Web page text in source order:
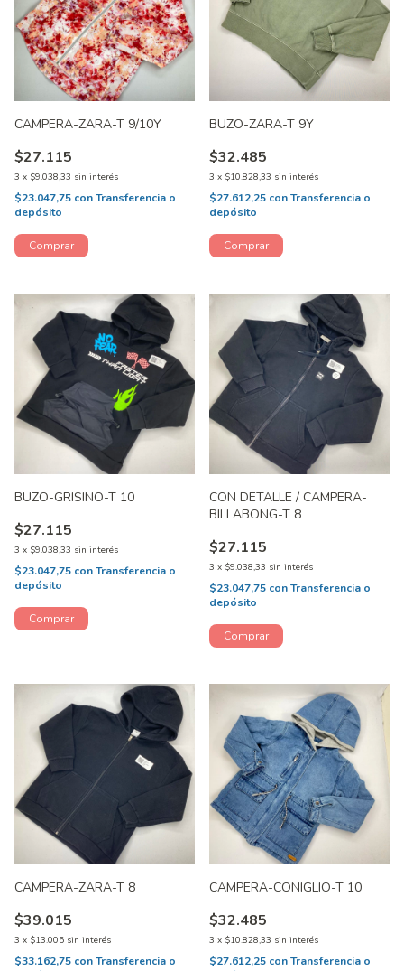
CAMPERA-ZARA-T 9/10Y
$27.115
3 x $9.038,33 sin interés
$23.047,75 conTransferencia o
depósito
BUZO-ZARA-T 9Y
$32.485
3 x $10.828,33 sin interés
$27.612,25 conTransferencia o
depósito
BUZO-GRISINO-T 10
$27.115
3 x $9.038,33 sin interés
$23.047,75 conTransferencia o
depósito
CON DETALLE / CAMPERA-
BILLABONG-T 8
$27.115
3 x $9.038,33 sin interés
$23.047,75 conTransferencia o
depósito
CAMPERA-ZARA-T 8
$39.015
3 x $13.005 sin interés
$33.162,75 conTransferencia o
CAMPERA-CONIGLIO-T 10
$32.485
3 x $10.828,33 sin interés
$27.612,25 conTransferencia o